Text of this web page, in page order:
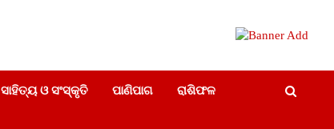
ସାହିତ୍ୟ ଓ ସଂସ୍କୃତି ପାଣିପାଗ ରାଶିଫଳ